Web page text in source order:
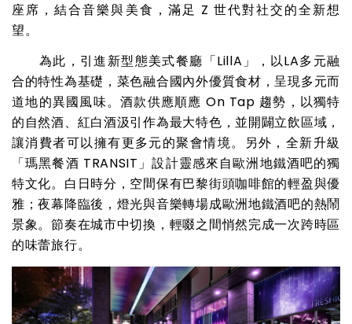
座席，結合音樂與美食，滿足 Z 世代對社交的全新想
望。
為此，引進新型態美式餐廳「LillA」，以LA多元融
合的特性為基礎，菜色融合國內外優質食材，呈現多元而
道地的異國風味。酒款供應順應 On Tap 趨勢，以獨特
的自然酒、紅白酒汲引作為最大特色，並開闢立飲區域，
讓消費者可以擁有更多元的聚會情境。另外，全新升級
「瑪黑餐酒 TRANSIT」設計靈感來自歐洲地鐵酒吧的獨
特文化。白日時分，空間保有巴黎街頭咖啡館的輕盈與優
雅；夜幕降臨後，燈光與音樂轉場成歐洲地鐵酒吧的熱鬧
景象。節奏在城市中切換，輕啜之間悄然完成一次跨時區
的味蕾旅行。